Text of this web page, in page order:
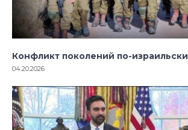
Конфликт поколений по-израильски
04.20.2026